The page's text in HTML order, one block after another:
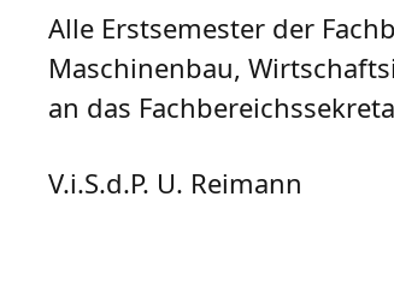
Alle Erstsemester der
Maschinenbau,
an das
V.i.S.d.P. U. Reimann